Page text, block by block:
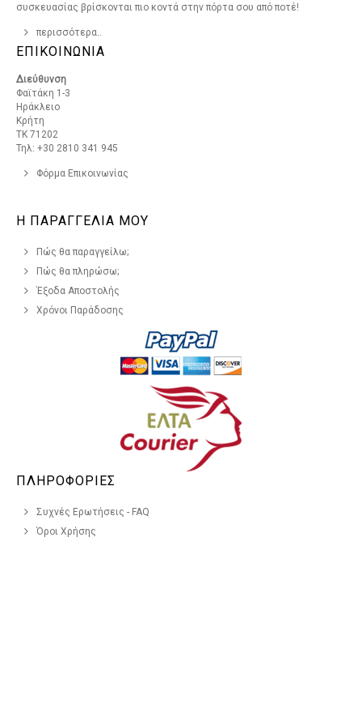
συσκευασίας βρίσκονται πιο κοντά στην πόρτα σου από ποτέ!
περισσότερα..
ΕΠΙΚΟΙΝΩΝΙΑ
Διεύθυνση
Φαϊτάκη 1-3
Ηράκλειο
Κρήτη
ΤΚ 71202
Τηλ: +30 2810 341 945
Φόρμα Επικοινωνίας
Η ΠΑΡΑΓΓΕΛΙΑ ΜΟΥ
Πώς θα παραγγείλω;
Πώς θα πληρώσω;
Έξοδα Αποστολής
Χρόνοι Παράδοσης
ΠΛΗΡΟΦΟΡΙΕΣ
Συχνές Ερωτήσεις - FAQ
Όροι Χρήσης